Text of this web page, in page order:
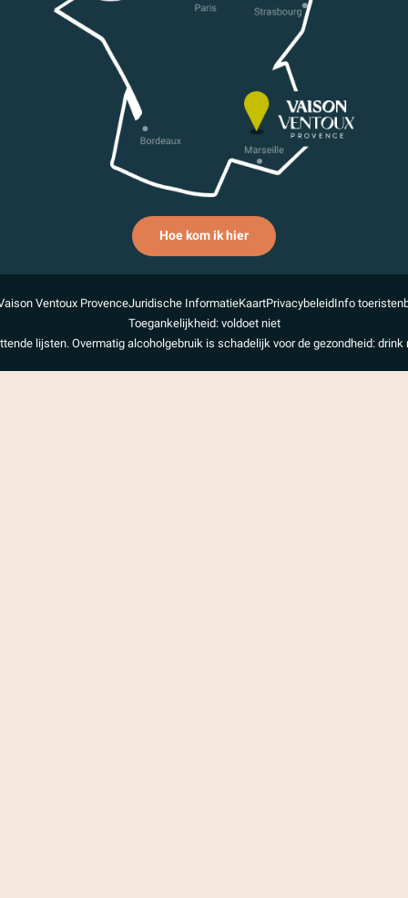
Hoe kom ik hier
Ventoux ProvenceJuridische InformatieKaartPrivacybeleidInfo
Toegankelijkheid: voldoet niet
lijsten. Overmatig alcoholgebruik is schadelijk voor de gezondheid: drink